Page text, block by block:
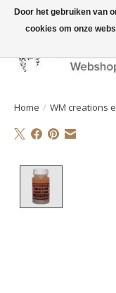
Mooi werk, snelle levering!
Home / WM creations
Door het gebruiken van
cookies om onze